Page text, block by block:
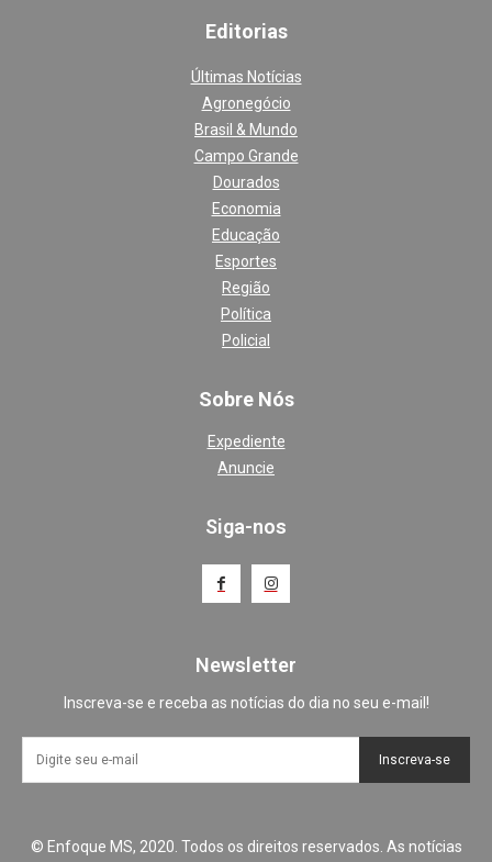
Editorias
Últimas Notícias
Agronegócio
Brasil & Mundo
Campo Grande
Dourados
Economia
Educação
Esportes
Região
Política
Policial
Sobre Nós
Expediente
Anuncie
Siga-nos
Newsletter
Inscreva-se e receba as notícias do dia no seu e-mail!
Inscreva-se
© Enfoque MS, 2020. Todos os direitos reservados. As notícias